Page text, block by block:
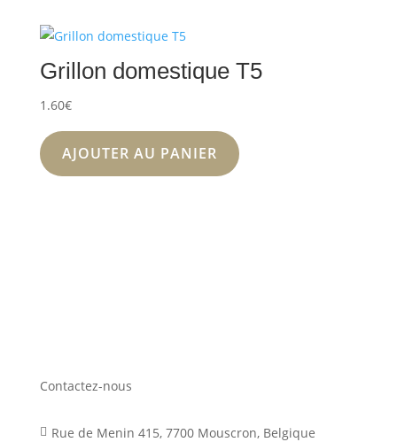
Grillon domestique T5
1.60€
AJOUTER AU PANIER
Contactez-nous
 Rue de Menin 415, 7700 Mouscron, Belgique